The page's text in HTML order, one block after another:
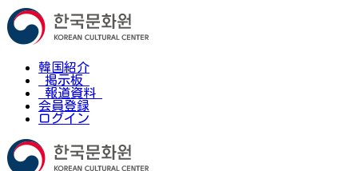
韓国紹介
掲示板
報道資料
会員登録
ログイン